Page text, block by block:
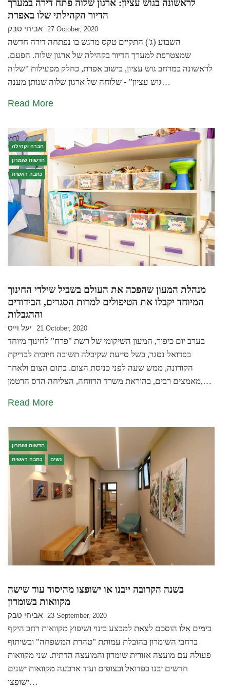
לראשונה בגוש עציון: ארגון שלוה פתח דירה במערך
הדיור הקהילתי שלו באפרת
אביחי טבק 27 October, 2020
השבוע (ג') התקיים טקס מרגש בו נפתחה דירה חדשה
שמצטרפת למערך הדיור בקהילה של ארגון שלוה. הפעם,
לראשונה במרחב גוש עציון, בישוב אפרת, כחלק מפעילות "שלוה
גוש עציון" - שלוחה של ארגון שלוה שנותן מענה…
Read More
חברה וקהילה
חדשות שומרון
כתבה ראשית
מנהלת המעון שהפכה את העולם בשביל שילדי החינוך
המיוחד יקבלו את הטיפולים למרות הסגרים, הבידודים
וההגבלות
יעל וייס 21 October, 2020
בערב יום כיפור, המעון השיקומי של רשת "פרח" לחינוך מיוחד
בפדואל נסגר, בשל סייעת שקיבלה תשובה חיובית לבדיקת
הקורונה, ממש שעה לפני כניסת הצום. בתום הצום ולאחר
מאמצים רבים, בהוראת משרד הרווחה, הצליחה הדס הרטמן,…
Read More
חדשות שומרון
כתבה ראשית נשים
בשנה הקרובה ייבנו או ישופצו מהיסוד עוד שישה
מקוואות בשומרון
אביחי טבק 23 September, 2020
בימים אלו הוסכם לצאת למבצע בינוי ושיפוץ מקוואות רחב היקף
ברחבי השומרון בהובלת עמותת "טהרת המשפחה" ובשיתוף
פעולה עם מועצה אזורית שומרון והמועצה הדתית. שני מקוואות
חדשים יבנו בפדואל ובצופים ועוד ארבעה מקוואות ישנים
ישופצו…